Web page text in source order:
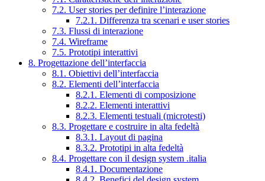
7.2. User stories per definire l’interazione
7.2.1. Differenza tra scenari e user stories
7.3. Flussi di interazione
7.4. Wireframe
7.5. Prototipi interattivi
8. Progettazione dell’interfaccia
8.1. Obiettivi dell’interfaccia
8.2. Elementi dell’interfaccia
8.2.1. Elementi di composizione
8.2.2. Elementi interattivi
8.2.3. Elementi testuali (microtesti)
8.3. Progettare e costruire in alta fedeltà
8.3.1. Layout di pagina
8.3.2. Prototipi in alta fedeltà
8.4. Progettare con il design system .italia
8.4.1. Documentazione